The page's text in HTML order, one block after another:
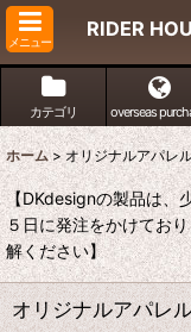
メニュー
RIDER
カテゴリ overseas
ホーム > オリジナルアパレ
【DKdesignの製品は、
５日に発注をかけてお
解ください】
オリジナルアパレ